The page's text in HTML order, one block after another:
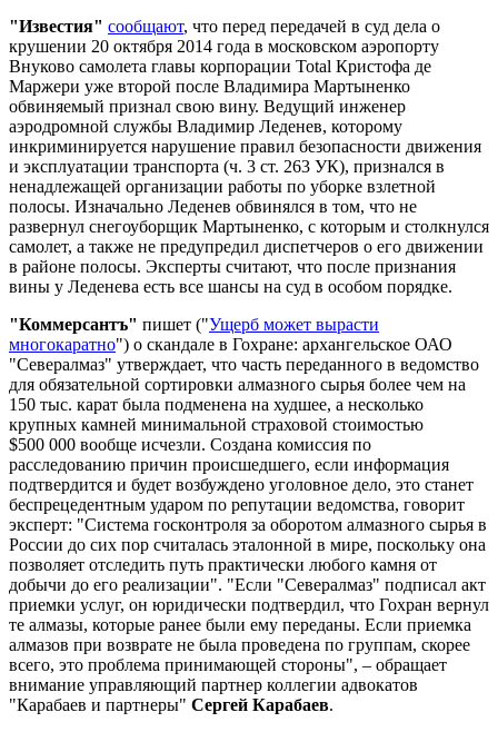
"Известия" сообщают, что перед передачей в суд дела о
крушении 20 октября 2014 года в московском аэропорту
Внуково самолета главы корпорации Total Кристофа де
Маржери уже второй после Владимира Мартыненко
обвиняемый признал свою вину. Ведущий инженер
аэродромной службы Владимир Леденев, которому
инкриминируется нарушение правил безопасности движения
и эксплуатации транспорта (ч. 3 ст. 263 УК), признался в
ненадлежащей организации работы по уборке взлетной
полосы. Изначально Леденев обвинялся в том, что не
развернул снегоуборщик Мартыненко, с которым и столкнулся
самолет, а также не предупредил диспетчеров о его движении
в районе полосы. Эксперты считают, что после признания
вины у Леденева есть все шансы на суд в особом порядке.
"Коммерсантъ" пишет ("Ущерб может вырасти
многокаратно") о скандале в Гохране: архангельское ОАО
"Севералмаз" утверждает, что часть переданного в ведомство
для обязательной сортировки алмазного сырья более чем на
150 тыс. карат была подменена на худшее, а несколько
крупных камней минимальной страховой стоимостью
$500 000 вообще исчезли. Создана комиссия по
расследованию причин происшедшего, если информация
подтвердится и будет возбуждено уголовное дело, это станет
беспрецедентным ударом по репутации ведомства, говорит
эксперт: "Система госконтроля за оборотом алмазного сырья в
России до сих пор считалась эталонной в мире, поскольку она
позволяет отследить путь практически любого камня от
добычи до его реализации". "Если "Севералмаз" подписал акт
приемки услуг, он юридически подтвердил, что Гохран вернул
те алмазы, которые ранее были ему переданы. Если приемка
алмазов при возврате не была проведена по группам, скорее
всего, это проблема принимающей стороны", – обращает
внимание управляющий партнер коллегии адвокатов
"Карабаев и партнеры" Сергей Карабаев.